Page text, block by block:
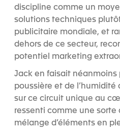
discipline comme un
solutions techniques
publicitaire mondiale, et
dehors de ce secteur,
potentiel marketing
Jack en faisait néanmoins
poussière et de
sur ce circuit unique au
ressenti comme une sorte
mélange d’éléments en